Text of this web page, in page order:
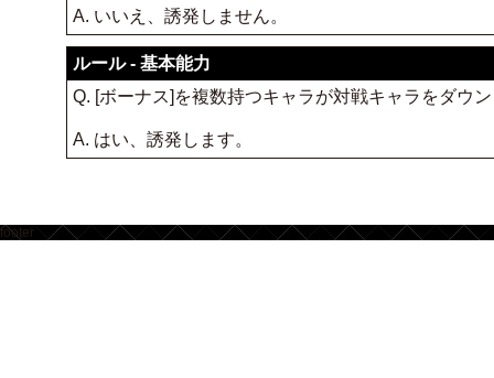
A. いいえ、誘発しません。
ルール - 基本能力
Q. [ボーナス]を複数持つキャラが対戦キャラをダウ
A. はい、誘発します。
footer